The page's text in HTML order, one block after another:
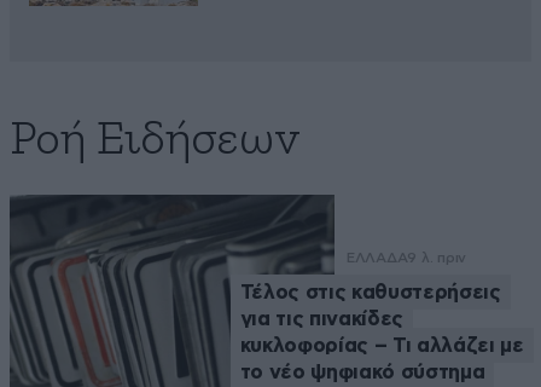
Ροή Ειδήσεων
ΕΛΛΑΔΑ9 λ. πριν
Τέλος στις καθυστερήσεις
για τις πινακίδες
κυκλοφορίας – Τι αλλάζει με
το νέο ψηφιακό σύστημα